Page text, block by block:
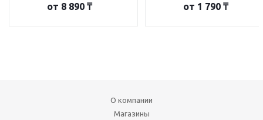
от 8 890 ₸ от 1 790 ₸
О компании
Магазины